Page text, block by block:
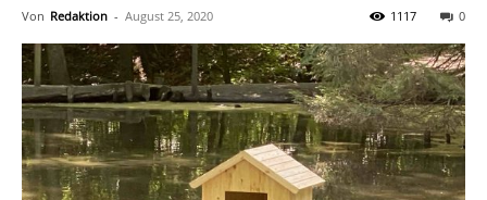
Von Redaktion - August 25, 2020 0
1117